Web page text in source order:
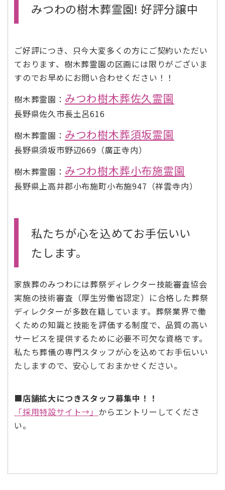
みつわの樹木葬霊園! 好評分譲中
ご好評につき、只今大変多くの方にご契約いただい
ております、樹木葬霊園の区画には限りがございま
すのでお早めにお問い合わせください！！
樹木葬霊園： みつわ樹木葬佐久霊園
長野県佐久市長土呂616
樹木葬霊園： みつわ樹木葬須坂霊園
長野県須坂市野辺669（廣正寺内）
樹木葬霊園： みつわ樹木葬小布施霊園
長野県上高井郡小布施町小布施947（祥雲寺内）
私たちが心を込めてお手伝いい
たします。
家族葬のみつわには葬祭ディレクター技能審査協会
実施の技術審査（厚生労働省認定）に合格した葬祭
ディレクターが多数在籍しています。葬祭業界で働
くための知識と技能を評価する制度で、品質の高い
サービスを提供するために必要不可欠な資格です。
私たち葬儀の専門スタッフが心を込めてお手伝いい
たしますので、安心しておまかせください。
■店舗拡大につきスタッフ募集中！！
「採用特設サイト→」 からエントリーしてくださ
い。